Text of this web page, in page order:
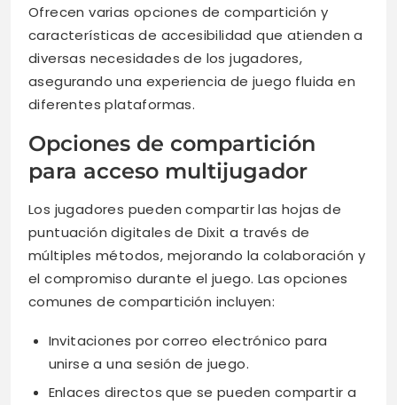
Ofrecen varias opciones de compartición y
características de accesibilidad que atienden a
diversas necesidades de los jugadores,
asegurando una experiencia de juego fluida en
diferentes plataformas.
Opciones de compartición
para acceso multijugador
Los jugadores pueden compartir las hojas de
puntuación digitales de Dixit a través de
múltiples métodos, mejorando la colaboración y
el compromiso durante el juego. Las opciones
comunes de compartición incluyen:
Invitaciones por correo electrónico para
unirse a una sesión de juego.
Enlaces directos que se pueden compartir a